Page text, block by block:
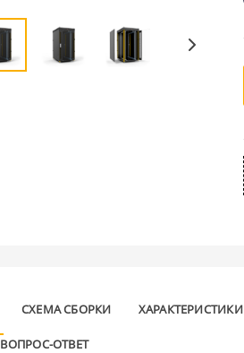
СХЕМА СБОРКИ ХАРАКТЕРИСТИКИ
ВОПРОС-ОТВЕТ